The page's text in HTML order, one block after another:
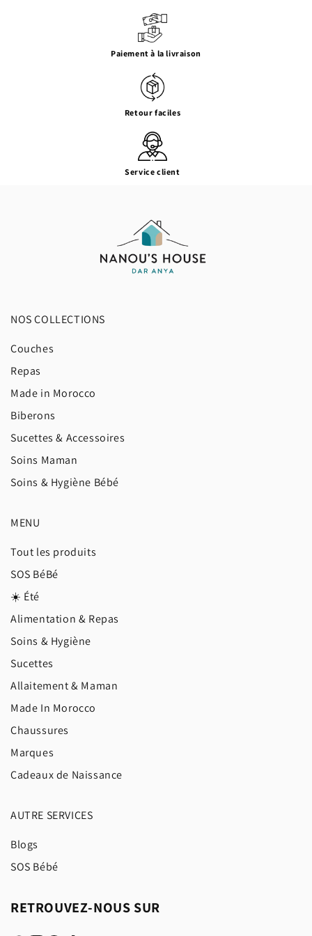
Paiement à la livraison
Retour faciles
Service client
NOS COLLECTIONS
Couches
Repas
Made in Morocco
Biberons
Sucettes & Accessoires
Soins Maman
Soins & Hygiène Bébé
MENU
Tout les produits
SOS BéBé
☀️ Été
Alimentation & Repas
Soins & Hygiène
Sucettes
Allaitement & Maman
Made In Morocco
Chaussures
Marques
Cadeaux de Naissance
AUTRE SERVICES
Blogs
SOS Bébé
RETROUVEZ-NOUS SUR